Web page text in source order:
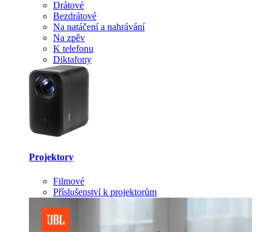
Drátové
Bezdrátové
Na natáčení a nahrávání
Na zpěv
K telefonu
Diktafony
Projektory
Filmové
Příslušenství k projektorům